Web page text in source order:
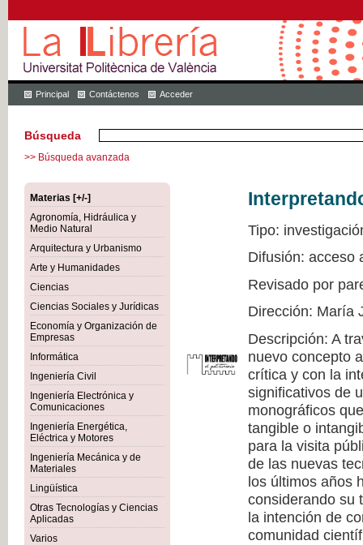
Principal Contáctenos Acceder
Búsqueda
>> Búsqueda avanzada
Materias [+/-]
Agronomía, Hidráulica y
Medio Natural
Arquitectura y Urbanismo
Arte y Humanidades
Ciencias
Ciencias Sociales y Jurídicas
Economía y Organización de
Empresas
Informática
Ingeniería Civil
Ingeniería Electrónica y
Comunicaciones
Ingeniería Energética,
Eléctrica y Motores
Ingeniería Mecánica y de
Materiales
Lingüística
Otras Tecnologías y Ciencias
Aplicadas
Varios
Tipo:
Difusión: acceso
Revisado por
Dirección: María
Descripción: A
nuevo concepto
crítica y con la
significativos de
monográficos
tangible o
para la visita
de las nuevas
los últimos años
considerando su
la intención de
comunidad